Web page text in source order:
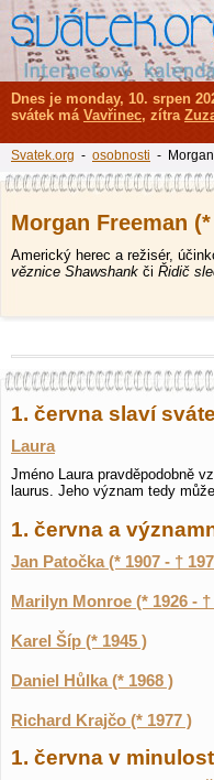
Morgan Freeman
Americký herec a režisér,
věznice Shawshank či Řidič
1. června slaví
Laura
Jméno Laura pravděpodobně
laurus. Jeho význam tedy
1. června a
Jan Patočka (* 1907 - †
Marilyn Monroe (* 1926 - †
Karel Šíp (* 1945 )
Daniel Hůlka (* 1968 )
Richard Krajčo (* 1977 )
1. června v
Dnes je monday, 10. srpen
svátek má Vavřinec, zítra
Svatek.org - osobnosti -